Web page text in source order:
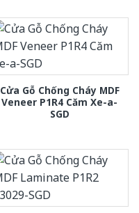
Cửa Gỗ Chống Cháy MDF
Veneer P1R4 Căm Xe-a-
SGD